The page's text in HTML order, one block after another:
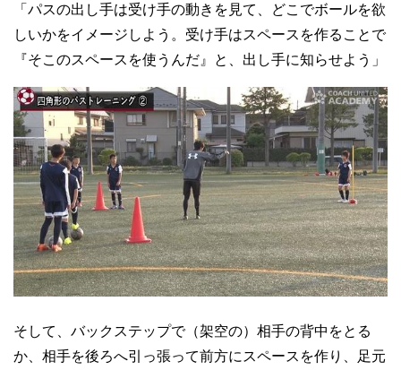
「パスの出し手は受け手の動きを見て、どこでボールを欲
しいかをイメージしよう。受け手はスペースを作ることで
『そこのスペースを使うんだ』と、出し手に知らせよう」
そして、バックステップで（架空の）相手の背中をとる
か、相手を後ろへ引っ張って前方にスペースを作り、足元